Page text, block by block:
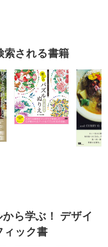
索される書籍
ら学ぶ！ デザイ
ィック書